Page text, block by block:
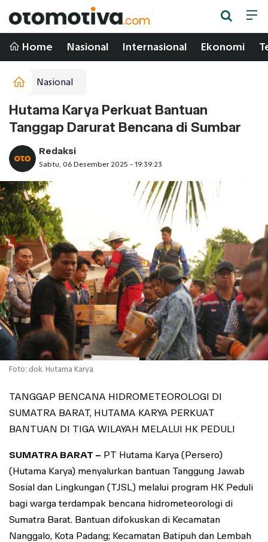
Home Nasional Internasional Ekonomi
Nasional
Hutama Karya Perkuat Bantuan
Tanggap Darurat Bencana di Sumbar
Redaksi
Sabtu, 06 Desember 2025 - 19:39:23
Foto: dok. Hutama Karya
TANGGAP BENCANA HIDROMETEOROLOGI DI
SUMATRA BARAT, HUTAMA KARYA PERKUAT
BANTUAN DI TIGA WILAYAH MELALUI HK PEDULI
SUMATRA BARAT – PT Hutama Karya (Persero)
(Hutama Karya) menyalurkan bantuan Tanggung Jawab
Sosial dan Lingkungan (TJSL) melalui program HK Peduli
bagi warga terdampak bencana hidrometeorologi di
Sumatra Barat. Bantuan difokuskan di Kecamatan
Nanggalo, Kota Padang; Kecamatan Batipuh dan Lembah